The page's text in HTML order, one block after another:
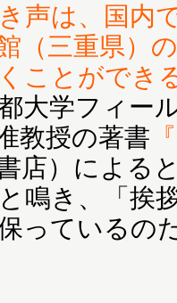
声は、国内
（三重県）
ことができ
大学フィー
教授の著書
書店）による
鳴き、「挨
っているの